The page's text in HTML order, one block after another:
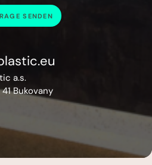
SENDEN
a.s.
41 Bukovany